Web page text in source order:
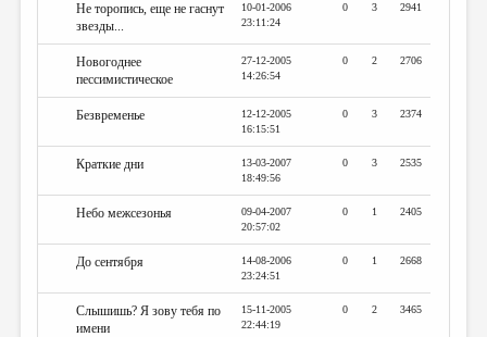
Не торопись, еще не гаснут
звезды...
10-01-2006
23:11:24
0 3 2941
Новогоднее
пессимистическое
27-12-2005
14:26:54
0 2 2706
Безвременье
12-12-2005
16:15:51
0 3 2374
Краткие дни
13-03-2007
18:49:56
0 3 2535
Небо межсезонья
09-04-2007
20:57:02
0 1 2405
До сентября
14-08-2006
23:24:51
0 1 2668
Слышишь? Я зову тебя по
имени
15-11-2005
22:44:19
0 2 3465